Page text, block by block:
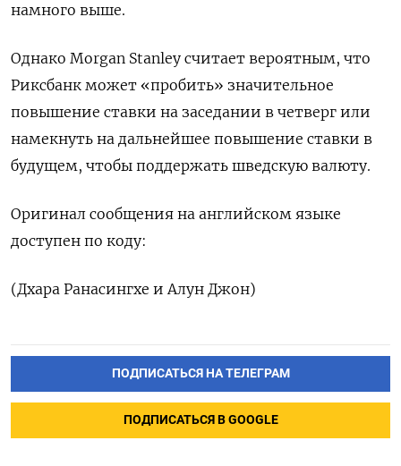
намного выше.
Однако Morgan Stanley считает вероятным, что
Риксбанк может «пробить» значительное
повышение ставки на заседании в четверг или
намекнуть на дальнейшее повышение ставки в
будущем, чтобы поддержать шведскую валюту.
Оригинал сообщения на английском языке
доступен по коду:
(Дхара Ранасингхе и Алун Джон)
ПОДПИСАТЬСЯ НА ТЕЛЕГРАМ
ПОДПИСАТЬСЯ В GOOGLE